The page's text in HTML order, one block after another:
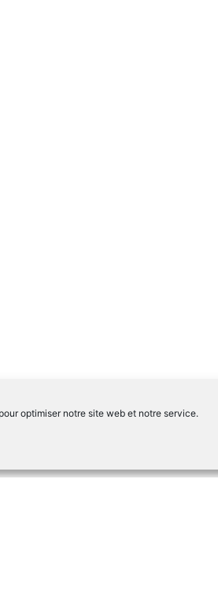
optimiser notre site web et notre service.